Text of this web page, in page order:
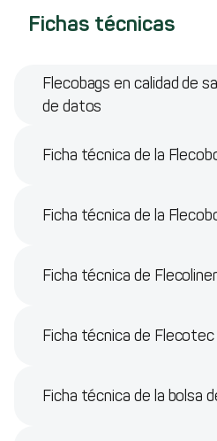
Fichas técnicas
Flecobags en calidad de
de datos
Ficha técnica de la
Ficha técnica de la
Ficha técnica de Flecoliner
Ficha técnica de Flecotec
Ficha técnica de la bolsa